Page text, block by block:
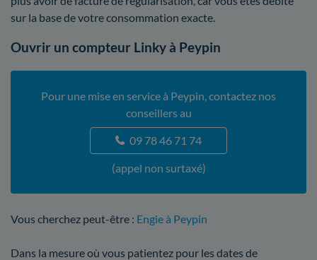
sur la base de votre consommation exacte.
Ouvrir un compteur Linky à Peypin
Pour une mise en service à Peypin, contactez nos
conseillers au
09 78 46 71 74
(appel non surtaxé)
Vous cherchez peut-être : Engie à Peypin
Dans la mesure où vous patientez pour les dates de